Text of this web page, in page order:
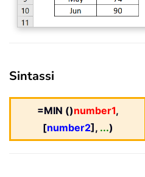
Sintassi
=MIN ()number1,
[number2], ...)